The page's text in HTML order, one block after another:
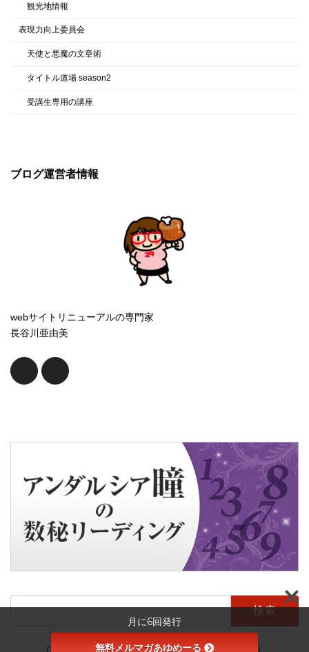
観光地情報
表現力向上委員会
天使と悪魔の文章術
タイトル道場 season2
受講生専用の講座
ブログ運営者情報
webサイトリニューアルの専門家
長谷川亜由美
検
Copyright © 長谷川さんが書いてます All Rights Reserved.
月に6回発行
無料メルマガあゆめーる